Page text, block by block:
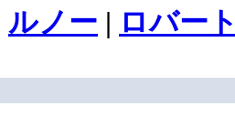
ルノー | ロバー